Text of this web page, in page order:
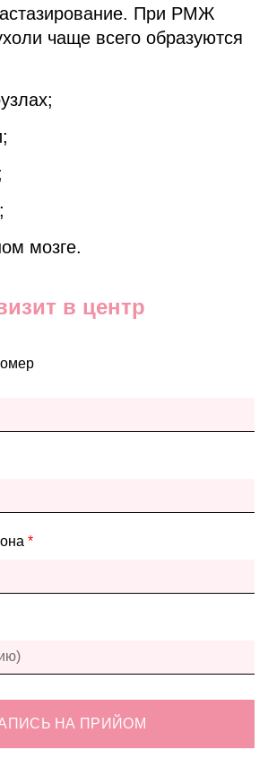
При РМЖ
чаще всего образуются
мозге.
в центр
*
НА ПРИЙОМ